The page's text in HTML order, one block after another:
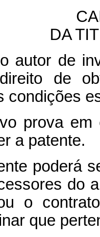
DA
autor de
de
condições
prova em
a patente.
poderá
do
o
que